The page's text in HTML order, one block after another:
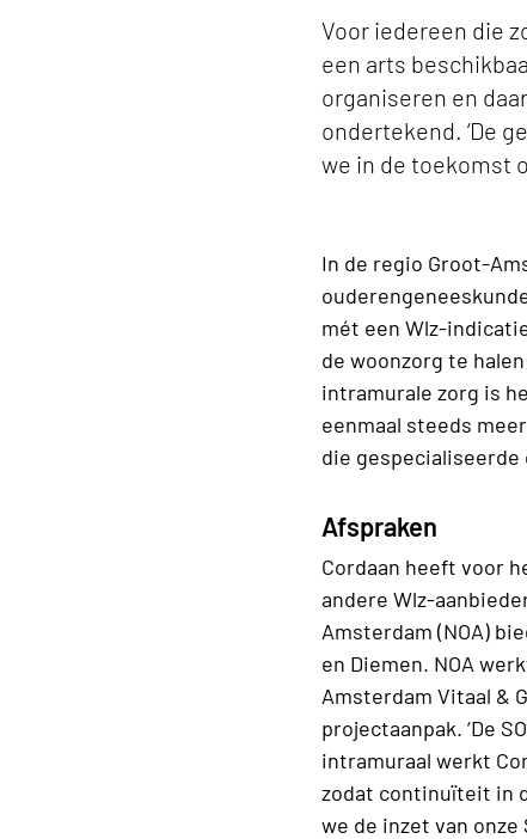
Voor iedereen die
een arts
organiseren en
ondertekend. ‘De
we in de toekomst
In de regio Groot-
mét een Wlz-
de woonzorg te
intramurale zorg is
eenmaal steeds
die gespecialiseerde
Afspraken
Cordaan heeft voor
andere Wlz-
Amsterdam (NOA)
en Diemen. NOA
Amsterdam Vitaal &
projectaanpak. ‘De
intramuraal werkt
zodat continuïteit in
we de inzet van onze